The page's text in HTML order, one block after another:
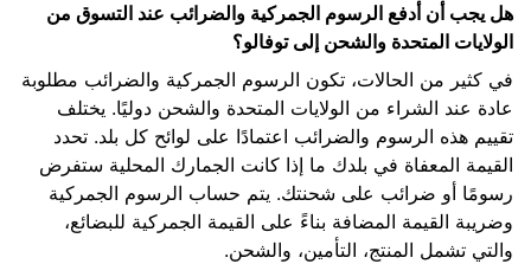
هل يجب أن أدفع الرسوم الجمركية والضرائب عند التسوق من
الولايات المتحدة والشحن إلى توفالو؟
في كثير من الحالات، تكون الرسوم الجمركية والضرائب مطلوبة
عادة عند الشراء من الولايات المتحدة والشحن دوليًا. يختلف
تقييم هذه الرسوم والضرائب اعتمادًا على لوائح كل بلد. تحدد
القيمة المعفاة في بلدك ما إذا كانت الجمارك المحلية ستفرض
رسومًا أو ضرائب على شحنتك. يتم حساب الرسوم الجمركية
وضريبة القيمة المضافة بناءً على القيمة الجمركية للبضائع،
والتي تشمل المنتج، التأمين، والشحن.